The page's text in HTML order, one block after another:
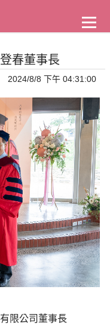
春董事長
2024/8/8 下午 04:31:00
限公司董事長